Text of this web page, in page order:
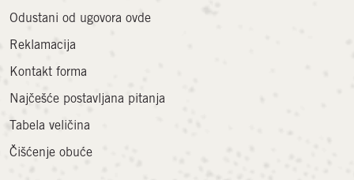
Odustani od ugovora ovde
Reklamacija
Kontakt forma
Najčešće postavljana pitanja
Tabela veličina
Čišćenje obuće